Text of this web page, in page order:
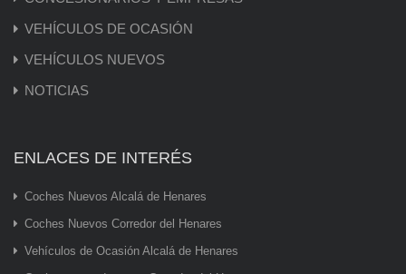
VEHÍCULOS DE OCASIÓN
VEHÍCULOS NUEVOS
NOTICIAS
ENLACES DE INTERÉS
Coches Nuevos Alcalá de Henares
Coches Nuevos Corredor del Henares
Vehículos de Ocasión Alcalá de Henares